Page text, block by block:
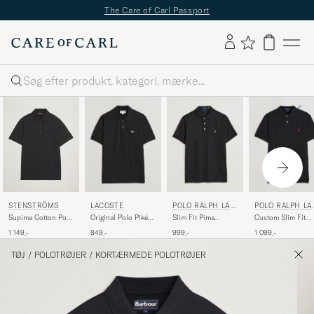
The Care of Carl Passport
Søg
STENSTRÖMS
Supima Cotton Polo
1 149,-
LACOSTE
Original Polo Piké
849,-
POLO RALPH LAU
REN
Slim Fit Pima
Black
999,-
POLO RALPH
REN
Custom Slim Fit
1 099,-
TØJ / POLOTRØJER / KORTÆRMEDE POLOTRØJER